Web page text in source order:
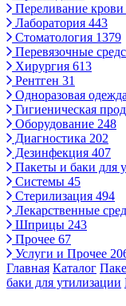
Переливание крови
Лаборатория 443
Стоматология 1379
Перевязочные
Хирургия 613
Рентген 31
Одноразовая
Гигиеническая
Оборудование 248
Диагностика 202
Дезинфекция 407
Пакеты и баки для
Системы 45
Стерилизация 494
Лекарственные
Шприцы 243
Прочее 67
Услуги и Прочее
Главная Каталог
баки для утилизации